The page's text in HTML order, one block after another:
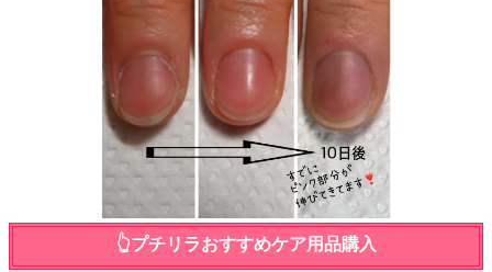
👆プチリラおすすめケア用品購入